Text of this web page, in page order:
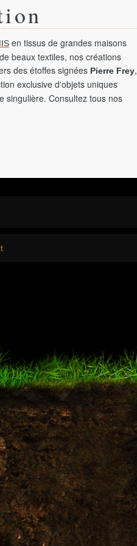
en tissus de grandes maisons
beaux textiles, nos créations
des étoffes signées Pierre Frey,
exclusive d'objets uniques
singulière. Consultez tous nos